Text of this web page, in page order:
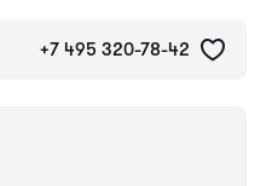
+7 495 320-78-42